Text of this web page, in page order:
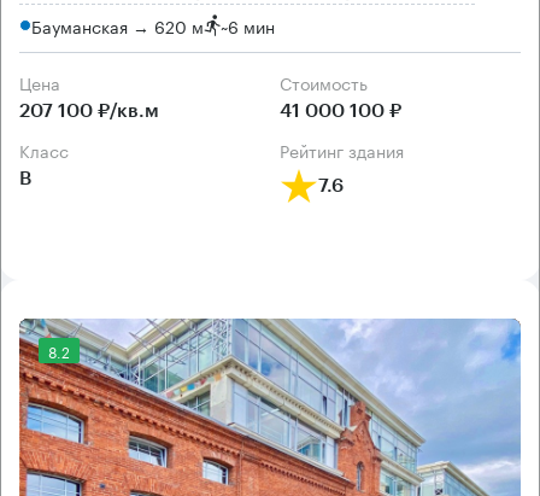
Бауманская → 620 м ~6 мин
Цена
207 100 ₽/кв.м
Cтоимость
41 000 100 ₽
класс
B
рейтинг здания
7.6
8.2